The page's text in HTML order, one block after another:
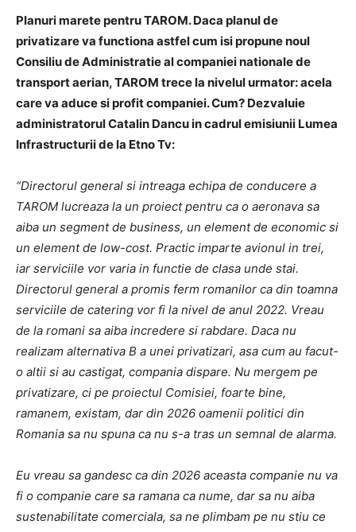
Planuri marete pentru TAROM. Daca planul de
privatizare va functiona astfel cum isi propune noul
Consiliu de Administratie al companiei nationale de
transport aerian, TAROM trece la nivelul urmator: acela
care va aduce si profit companiei. Cum? Dezvaluie
administratorul Catalin Dancu in cadrul emisiunii Lumea
Infrastructurii de la Etno Tv:
“Directorul general si intreaga echipa de conducere a
TAROM lucreaza la un proiect pentru ca o aeronava sa
aiba un segment de business, un element de economic si
un element de low-cost. Practic imparte avionul in trei,
iar serviciile vor varia in functie de clasa unde stai.
Directorul general a promis ferm romanilor ca din toamna
serviciile de catering vor fi la nivel de anul 2022. Vreau
de la romani sa aiba incredere si rabdare. Daca nu
realizam alternativa B a unei privatizari, asa cum au facut-
o altii si au castigat, compania dispare. Nu mergem pe
privatizare, ci pe proiectul Comisiei, foarte bine,
ramanem, existam, dar din 2026 oamenii politici din
Romania sa nu spuna ca nu s-a tras un semnal de alarma.
Eu vreau sa gandesc ca din 2026 aceasta companie nu va
fi o companie care sa ramana ca nume, dar sa nu aiba
sustenabilitate comerciala, sa ne plimbam pe nu stiu ce